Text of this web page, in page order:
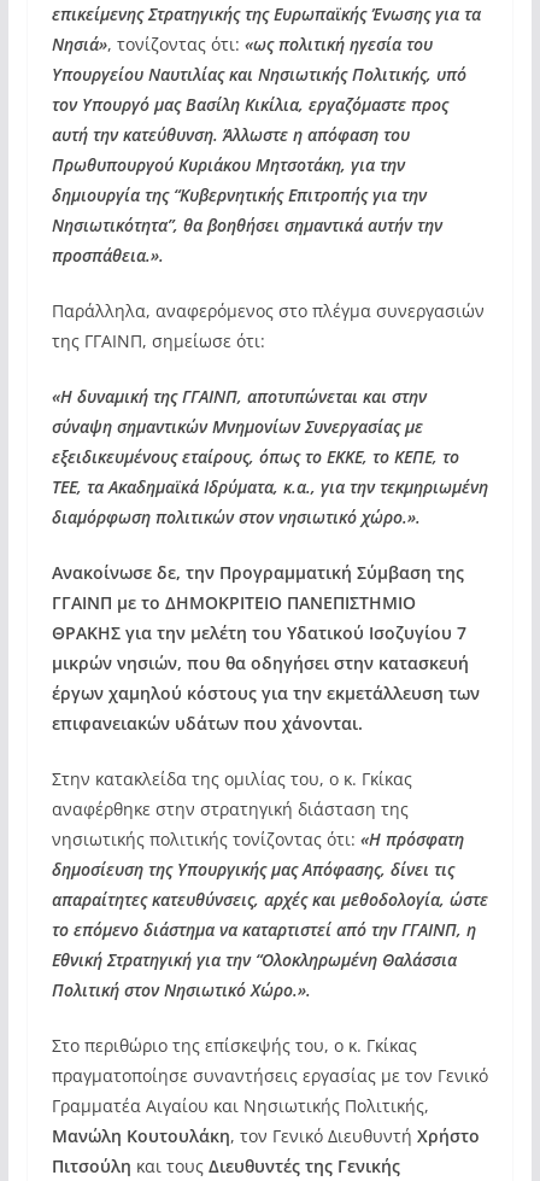
επικείμενης Στρατηγικής της Ευρωπαϊκής Ένωσης για τα
Νησιά», τονίζοντας ότι: «ως πολιτική ηγεσία του
Υπουργείου Ναυτιλίας και Νησιωτικής Πολιτικής, υπό
τον Υπουργό μας Βασίλη Κικίλια, εργαζόμαστε προς
αυτή την κατεύθυνση. Άλλωστε η απόφαση του
Πρωθυπουργού Κυριάκου Μητσοτάκη, για την
δημιουργία της “Κυβερνητικής Επιτροπής για την
Νησιωτικότητα”, θα βοηθήσει σημαντικά αυτήν την
προσπάθεια.».
Παράλληλα, αναφερόμενος στο πλέγμα συνεργασιών
της ΓΓΑΙΝΠ, σημείωσε ότι:
«Η δυναμική της ΓΓΑΙΝΠ, αποτυπώνεται και στην
σύναψη σημαντικών Μνημονίων Συνεργασίας με
εξειδικευμένους εταίρους, όπως το ΕΚΚΕ, το ΚΕΠΕ, το
ΤΕΕ, τα Ακαδημαϊκά Ιδρύματα, κ.α., για την τεκμηριωμένη
διαμόρφωση πολιτικών στον νησιωτικό χώρο.».
Ανακοίνωσε δε, την Προγραμματική Σύμβαση της
ΓΓΑΙΝΠ με το ΔΗΜΟΚΡΙΤΕΙΟ ΠΑΝΕΠΙΣΤΗΜΙΟ
ΘΡΑΚΗΣ για την μελέτη του Υδατικού Ισοζυγίου 7
μικρών νησιών, που θα οδηγήσει στην κατασκευή
έργων χαμηλού κόστους για την εκμετάλλευση των
επιφανειακών υδάτων που χάνονται.
Στην κατακλείδα της ομιλίας του, ο κ. Γκίκας
αναφέρθηκε στην στρατηγική διάσταση της
νησιωτικής πολιτικής τονίζοντας ότι: «Η πρόσφατη
δημοσίευση της Υπουργικής μας Απόφασης, δίνει τις
απαραίτητες κατευθύνσεις, αρχές και μεθοδολογία, ώστε
το επόμενο διάστημα να καταρτιστεί από την ΓΓΑΙΝΠ, η
Εθνική Στρατηγική για την “Ολοκληρωμένη Θαλάσσια
Πολιτική στον Νησιωτικό Χώρο.».
Στο περιθώριο της επίσκεψής του, ο κ. Γκίκας
πραγματοποίησε συναντήσεις εργασίας με τον Γενικό
Γραμματέα Αιγαίου και Νησιωτικής Πολιτικής,
Μανώλη Κουτουλάκη, τον Γενικό Διευθυντή Χρήστο
Πιτσούλη και τους Διευθυντές της Γενικής